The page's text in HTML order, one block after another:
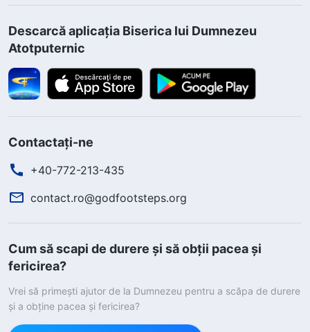
Descarcă aplicația Biserica lui Dumnezeu
Atotputernic
Contactați-ne
+40-772-213-435
contact.ro@godfootsteps.org
Cum să scapi de durere și să obții pacea și
fericirea?
Vrei să primești ajutor de la Dumnezeu pentru a scăpa de durere
și a obține pacea și fericirea?